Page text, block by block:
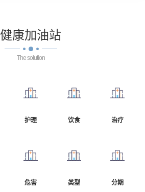
健康加油站
The solution
护理 饮食 治疗
危害 类型 分期